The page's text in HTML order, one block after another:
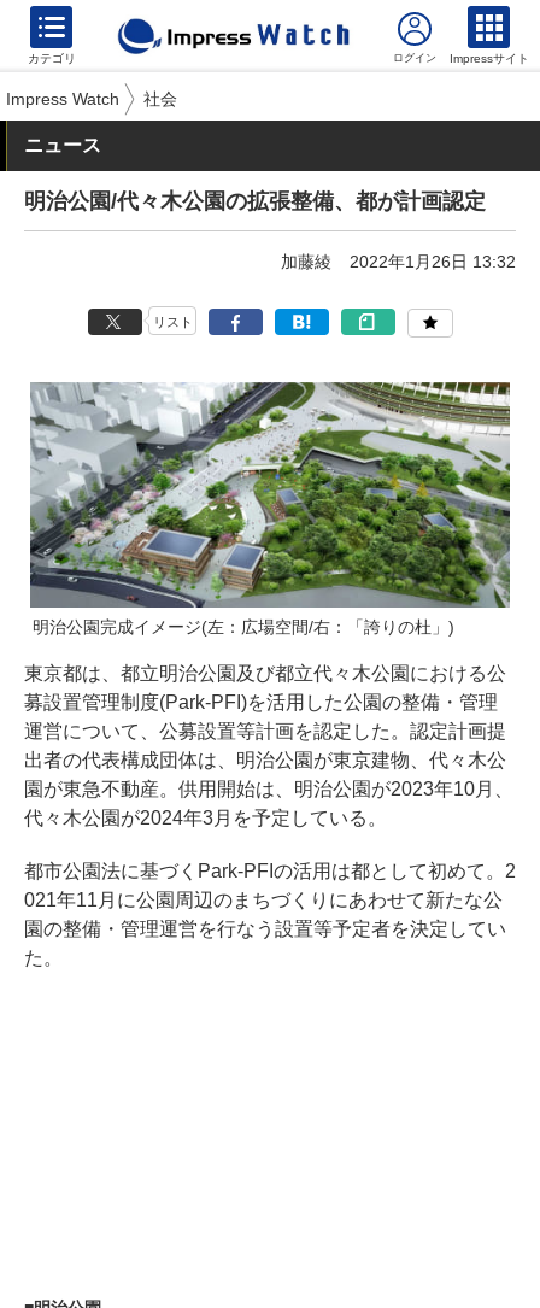
カテゴリ Impressサイト
Impress Watch 社会
ニュース
明治公園/代々木公園の拡張整備、都が計画認定
加藤綾 2022年1月26日 13:32
リスト
明治公園完成イメージ(左：広場空間/右：「誇りの杜」)
東京都は、都立明治公園及び都立代々木公園における公
募設置管理制度(Park-PFI)を活用した公園の整備・管理
運営について、公募設置等計画を認定した。認定計画提
出者の代表構成団体は、明治公園が東京建物、代々木公
園が東急不動産。供用開始は、明治公園が2023年10月、
代々木公園が2024年3月を予定している。
都市公園法に基づくPark-PFIの活用は都として初めて。2
021年11月に公園周辺のまちづくりにあわせて新たな公
園の整備・管理運営を行なう設置等予定者を決定してい
た。